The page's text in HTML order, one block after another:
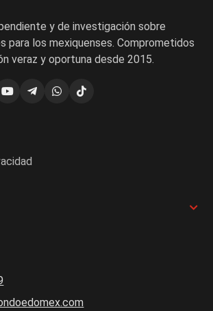
y de investigación sobre
para los mexiquenses. Comprometidos
veraz y oportuna desde 2015.